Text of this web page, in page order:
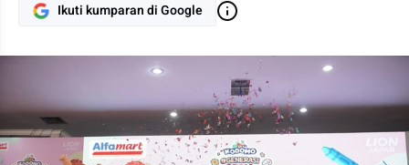
Ikuti kumparan di Google